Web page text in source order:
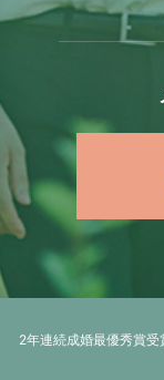
2年連続成婚最優秀賞受